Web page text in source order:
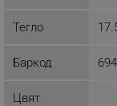
Тегло
Баркод
Цвят